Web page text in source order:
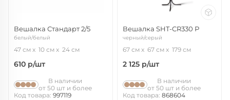
Вешалка Стандарт 2/5
белый/белый
47 см 10 см 24 см
610 р/шт
В наличии
от 50 шт и более
Код товара: 997119
Вешалка SHT-CR330 Р
черный/серый
67 см 67 см 179 см
2 125 р/шт
В наличии
от 50 шт и более
Код товара: 868604